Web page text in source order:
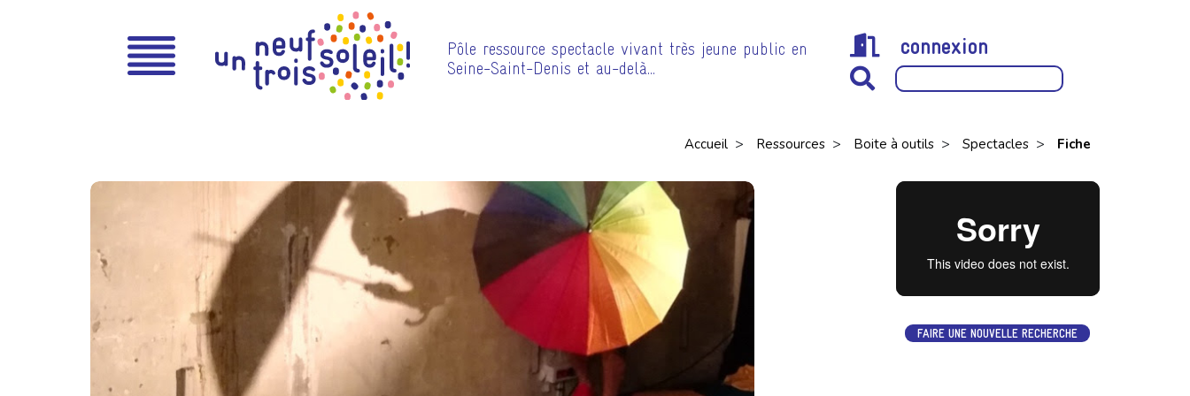
Pôle ressource spectacle vivant très jeune public en
Seine-Saint-Denis et au-delà…
connexion
Accueil > Ressources > Boite à outils > Spectacles > Fiche
FAIRE UNE NOUVELLE RECHERCHE